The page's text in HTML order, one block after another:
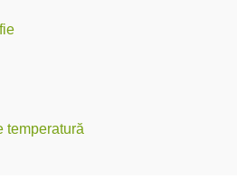
temperatură